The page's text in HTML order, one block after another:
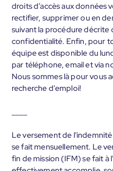
droits d’accès aux données
rectifier, supprimer ou en
suivant la procédure décrite
confidentialité. Enfin, pour
équipe est disponible du
par téléphone, email et via
Nous sommes là pour vous
recherche d'emploi!
Le versement de
se fait mensuellement. Le
fin de mission (IFM) se fait à